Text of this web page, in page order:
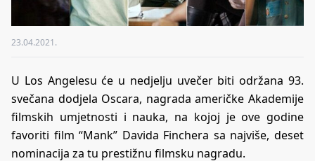
23.04.2021.
U Los Angelesu će u nedjelju uvečer biti održana 93.
svečana dodjela Oscara, nagrada američke Akademije
filmskih umjetnosti i nauka, na kojoj je ove godine
favoriti film “Mank” Davida Finchera sa najviše, deset
nominacija za tu prestižnu filmsku nagradu.